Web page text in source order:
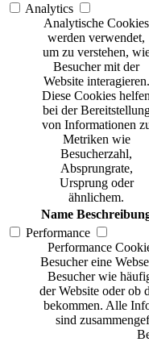
Analytics
Analytische Cookies
werden verwendet,
um zu verstehen,
Besucher mit der
Website interagieren.
Diese Cookies helfen
bei der
von Informationen
Metriken wie
Besucherzahl,
Absprungrate,
Ursprung oder
ähnlichem.
Name
Performance
Performance
Besucher eine
Besucher wie
der Website oder ob
bekommen. Alle
sind